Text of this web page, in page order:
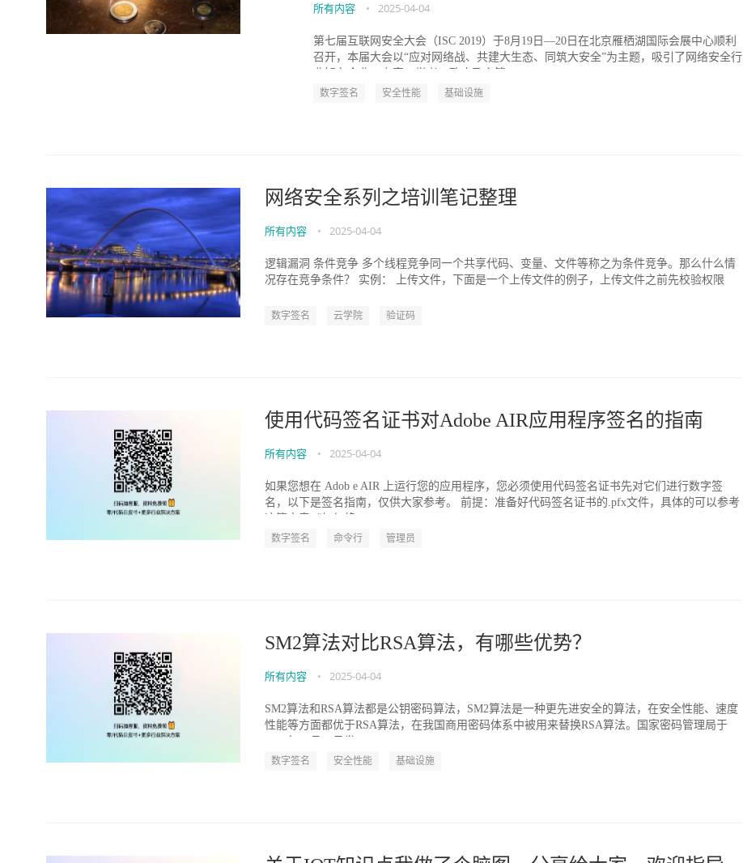
所有内容 • 2025-04-04
第七届互联网安全大会（ISC 2019）于8月19日—20日在北京雁栖湖国际会展中心顺利
召开，本届大会以“应对网络战、共建大生态、同筑大安全”为主题，吸引了网络安全行
数字签名 安全性能 基础设施
网络安全系列之培训笔记整理
所有内容 • 2025-04-04
逻辑漏洞 条件竞争 多个线程竞争同一个共享代码、变量、文件等称之为条件竞争。那么什么情
况存在竞争条件？ 实例： 上传文件，下面是一个上传文件的例子，上传文件之前先校验权限
数字签名 云学院 验证码
使用代码签名证书对Adobe AIR应用程序签名的指南
所有内容 • 2025-04-04
如果您想在 Adob e AIR 上运行您的应用程序，您必须使用代码签名证书先对它们进行数字签
名，以下是签名指南，仅供大家参考。 前提：准备好代码签名证书的.pfx文件，具体的可以参考
数字签名 命令行 管理员
SM2算法对比RSA算法，有哪些优势？
所有内容 • 2025-04-04
SM2算法和RSA算法都是公钥密码算法，SM2算法是一种更先进安全的算法，在安全性能、速度
性能等方面都优于RSA算法，在我国商用密码体系中被用来替换RSA算法。国家密码管理局于
数字签名 安全性能 基础设施